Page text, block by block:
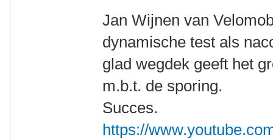
Jan Wijnen van
dynamische test als
glad wegdek geeft het
m.b.t. de sporing.
Succes.
https://